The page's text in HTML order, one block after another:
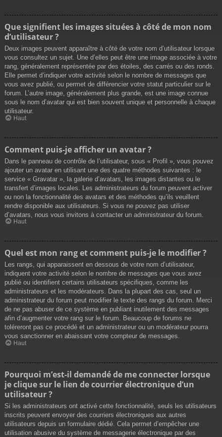
Que signifient les images situées à côté de mon nom
d’utilisateur ?
Deux images peuvent apparaître à côté de votre nom d’utilisateur lorsque
vous consultez un sujet. Une d’elles peut être une image associée à votre
rang, généralement représentée par des étoiles, des carrés ou des ronds.
Elle permet d’indiquer votre activité selon le nombre de messages que
vous avez publié, ou permet de différencier votre statut particulier sur le
forum. L’autre image, généralement plus grande, est une image connue
sous le nom d’avatar qui est bien souvent unique et personnelle à chaque
utilisateur.
Haut
Comment puis-je afficher un avatar ?
Dans le panneau de contrôle de l’utilisateur, sous « Profil », vous pouvez
ajouter un avatar en utilisant une des quatre méthodes suivantes : le
service « Gravatar », la galerie d’avatars, les images distantes ou le
transfert d’images locales. Les administrateurs du forum peuvent activer
ou non la fonctionnalité des avatars et des méthodes qu’ils veuillent
rendre disponible aux utilisateurs. Si vous ne pouvez pas utiliser
d’avatars, nous vous invitons à contacter un administrateur du forum.
Haut
Quel est mon rang et comment puis-je le modifier ?
Les rangs, qui apparaissent en dessous de votre nom d’utilisateur,
indiquent votre activité selon le nombre de messages que vous avez
publié ou identifient certains utilisateurs spécifiques, comme les
administrateurs et les modérateurs. Dans la plupart des cas, seul un
administrateur du forum peut modifier le texte des rangs du forum. Merci
de ne pas abuser de ce système en publiant inutilement des messages
afin d’augmenter votre rang sur le forum. Beaucoup de forums ne
toléreront pas ce procédé et un administrateur ou un modérateur pourra
vous sanctionner en abaissant votre compteur de messages.
Haut
Pourquoi m’est-il demandé de me connecter lorsque
je clique sur le lien de courrier électronique d’un
utilisateur ?
Si les administrateurs ont activé cette fonctionnalité, seuls les utilisateurs
inscrits peuvent envoyer des courriers électroniques aux autres
utilisateurs depuis un formulaire dédié. Cela permet d’empêcher une
utilisation abusive du système de messagerie électronique par des